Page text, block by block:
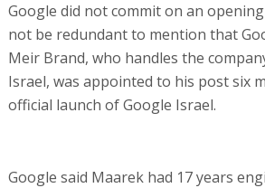
Google did not commit on an
not be redundant to mention that
Meir Brand, who handles the
Israel, was appointed to his post six
official launch of Google Israel.
Google said Maarek had 17 years